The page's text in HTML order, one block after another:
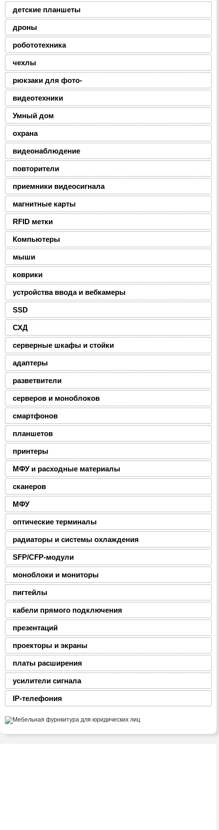
детские планшеты
дроны
робототехника
чехлы
рюкзаки для фото-
видеотехники
Умный дом
охрана
видеонаблюдение
повторители
приемники видеосигнала
магнитные карты
RFID метки
Компьютеры
мыши
коврики
устройства ввода и вебкамеры
SSD
СХД
серверные шкафы и стойки
адаптеры
разветвители
серверов и моноблоков
смартфонов
планшетов
принтеры
МФУ и расходные материалы
сканеров
МФУ
оптические терминалы
радиаторы и системы охлаждения
SFP/CFP-модули
моноблоки и мониторы
пигтейлы
кабели прямого подключения
презентаций
проекторы и экраны
платы расширения
усилители сигнала
IP-телефония